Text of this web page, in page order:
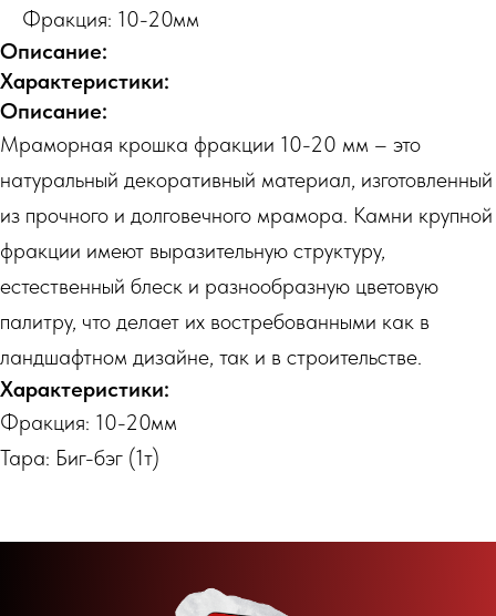
Фракция: 10-20мм
Описание:
Характеристики:
Описание:
Мраморная крошка фракции 10-20 мм – это
натуральный декоративный материал, изготовленный
из прочного и долговечного мрамора. Камни крупной
фракции имеют выразительную структуру,
естественный блеск и разнообразную цветовую
палитру, что делает их востребованными как в
ландшафтном дизайне, так и в строительстве.
Характеристики:
Фракция: 10-20мм
Тара: Биг-бэг (1т)